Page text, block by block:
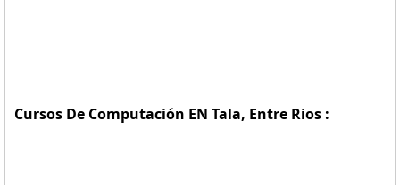
Cursos De Computación EN Tala, Entre Rios :